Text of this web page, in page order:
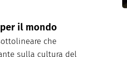
il mondo
che
sulla cultura del